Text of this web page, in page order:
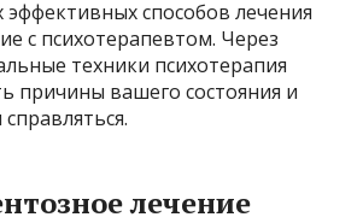
способов лечения
с психотерапевтом. Через
техники психотерапия
причины вашего состояния и
лечение